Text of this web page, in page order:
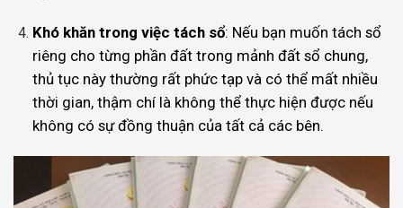
Khó khăn trong việc tách sổ: Nếu bạn muốn tách sổ
riêng cho từng phần đất trong mảnh đất sổ chung,
thủ tục này thường rất phức tạp và có thể mất nhiều
thời gian, thậm chí là không thể thực hiện được nếu
không có sự đồng thuận của tất cả các bên.